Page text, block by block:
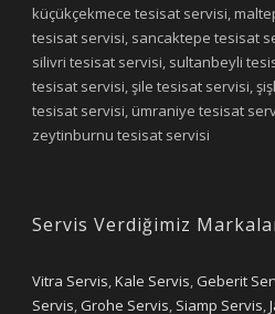
küçükçekmece tesisat servisi,
tesisat servisi, sancaktepe tesisat
silivri tesisat servisi, sultanbeyli
tesisat servisi, şile tesisat servisi,
tesisat servisi, ümraniye tesisat
zeytinburnu tesisat servisi
Servis Verdiğimiz
Vitra Servis,Kale Servis, Geberit
Servis, Grohe Servis, Siamp Servis,